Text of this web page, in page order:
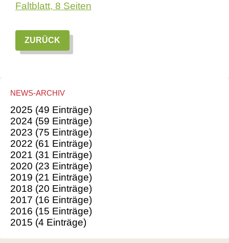
Faltblatt, 8 Seiten
ZURÜCK
NEWS-ARCHIV
2025 (49 Einträge)
2024 (59 Einträge)
2023 (75 Einträge)
2022 (61 Einträge)
2021 (31 Einträge)
2020 (23 Einträge)
2019 (21 Einträge)
2018 (20 Einträge)
2017 (16 Einträge)
2016 (15 Einträge)
2015 (4 Einträge)